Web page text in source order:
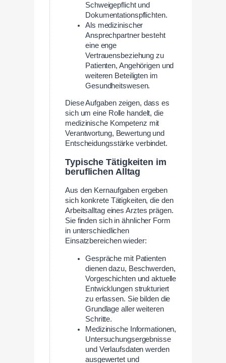
Schweigepflicht und
Dokumentationspflichten.
Als medizinischer
Ansprechpartner besteht
eine enge
Vertrauensbeziehung zu
Patienten, Angehörigen und
weiteren Beteiligten im
Gesundheitswesen.
Diese Aufgaben zeigen, dass es
sich um eine Rolle handelt, die
medizinische Kompetenz mit
Verantwortung, Bewertung und
Entscheidungsstärke verbindet.
Typische Tätigkeiten im
beruflichen Alltag
Aus den Kernaufgaben ergeben
sich konkrete Tätigkeiten, die den
Arbeitsalltag eines Arztes prägen.
Sie finden sich in ähnlicher Form
in unterschiedlichen
Einsatzbereichen wieder:
Gespräche mit Patienten
dienen dazu, Beschwerden,
Vorgeschichten und aktuelle
Entwicklungen strukturiert
zu erfassen. Sie bilden die
Grundlage aller weiteren
Schritte.
Medizinische Informationen,
Untersuchungsergebnisse
und Verlaufsdaten werden
ausgewertet und